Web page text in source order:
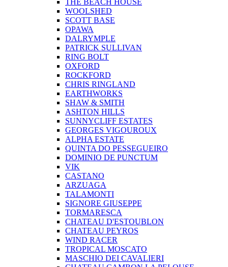
THE BEACH HOUSE
WOOLSHED
SCOTT BASE
OPAWA
DALRYMPLE
PATRICK SULLIVAN
RING BOLT
OXFORD
ROCKFORD
CHRIS RINGLAND
EARTHWORKS
SHAW & SMITH
ASHTON HILLS
SUNNYCLIFF ESTATES
GEORGES VIGOUROUX
ALPHA ESTATE
QUINTA DO PESSEGUEIRO
DOMINIO DE PUNCTUM
VIK
CASTANO
ARZUAGA
TALAMONTI
SIGNORE GIUSEPPE
TORMARESCA
CHATEAU D'ESTOUBLON
CHATEAU PEYROS
WIND RACER
TROPICAL MOSCATO
MASCHIO DEI CAVALIERI